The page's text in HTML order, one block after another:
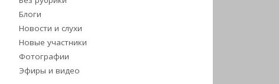
Блоги
Новости и слухи
Новые участники
Фотографии
Эфиры и видео